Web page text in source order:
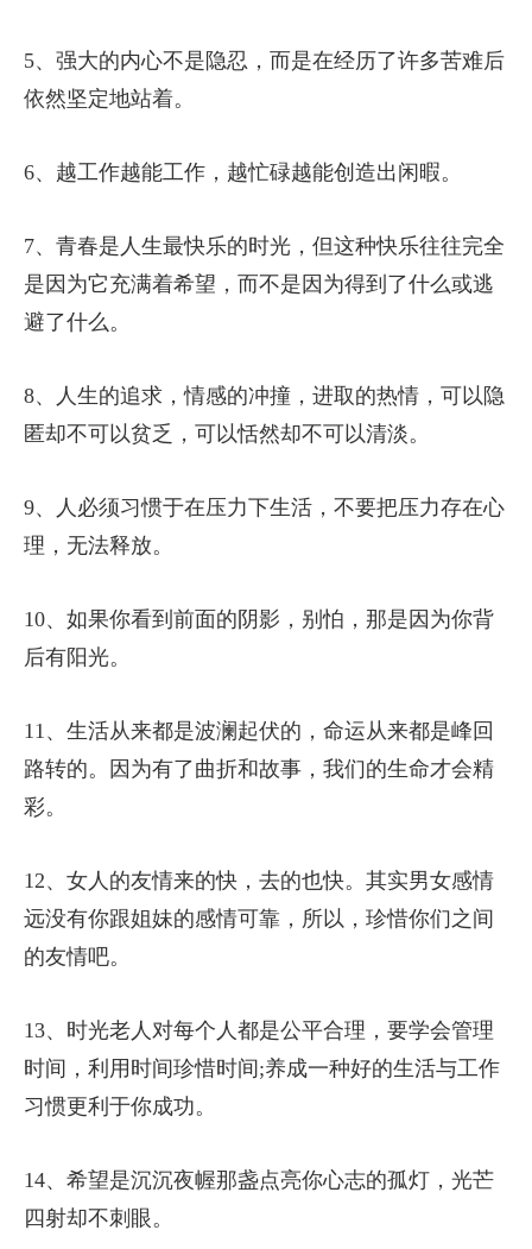
5、强大的内心不是隐忍，而是在经历了许多苦难后
依然坚定地站着。
6、越工作越能工作，越忙碌越能创造出闲暇。
7、青春是人生最快乐的时光，但这种快乐往往完全
是因为它充满着希望，而不是因为得到了什么或逃
避了什么。
8、人生的追求，情感的冲撞，进取的热情，可以隐
匿却不可以贫乏，可以恬然却不可以清淡。
9、人必须习惯于在压力下生活，不要把压力存在心
理，无法释放。
10、如果你看到前面的阴影，别怕，那是因为你背
后有阳光。
11、生活从来都是波澜起伏的，命运从来都是峰回
路转的。因为有了曲折和故事，我们的生命才会精
彩。
12、女人的友情来的快，去的也快。其实男女感情
远没有你跟姐妹的感情可靠，所以，珍惜你们之间
的友情吧。
13、时光老人对每个人都是公平合理，要学会管理
时间，利用时间珍惜时间;养成一种好的生活与工作
习惯更利于你成功。
14、希望是沉沉夜幄那盏点亮你心志的孤灯，光芒
四射却不刺眼。